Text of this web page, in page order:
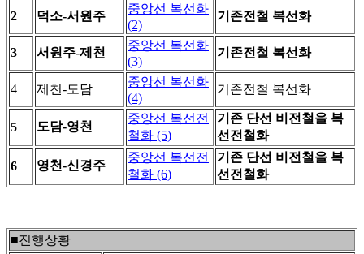
2 덕소-서원주
중앙선 복선화
(2)
기존전철 복선화
3 서원주-제천
중앙선 복선화
(3)
기존전철 복선화
4 제천-도담
중앙선 복선화
(4)
기존전철 복선화
5 도담-영천
중앙선 복선전
철화 (5)
기존 단선 비전철을 복
선전철화
6 영천-신경주
중앙선 복선전
철화 (6)
기존 단선 비전철을 복
선전철화
■진행상황